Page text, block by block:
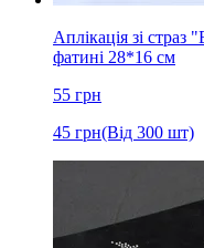
Аплікація зі страз
фатині 28*16 см
55 грн
45 грн(Від 300 шт)